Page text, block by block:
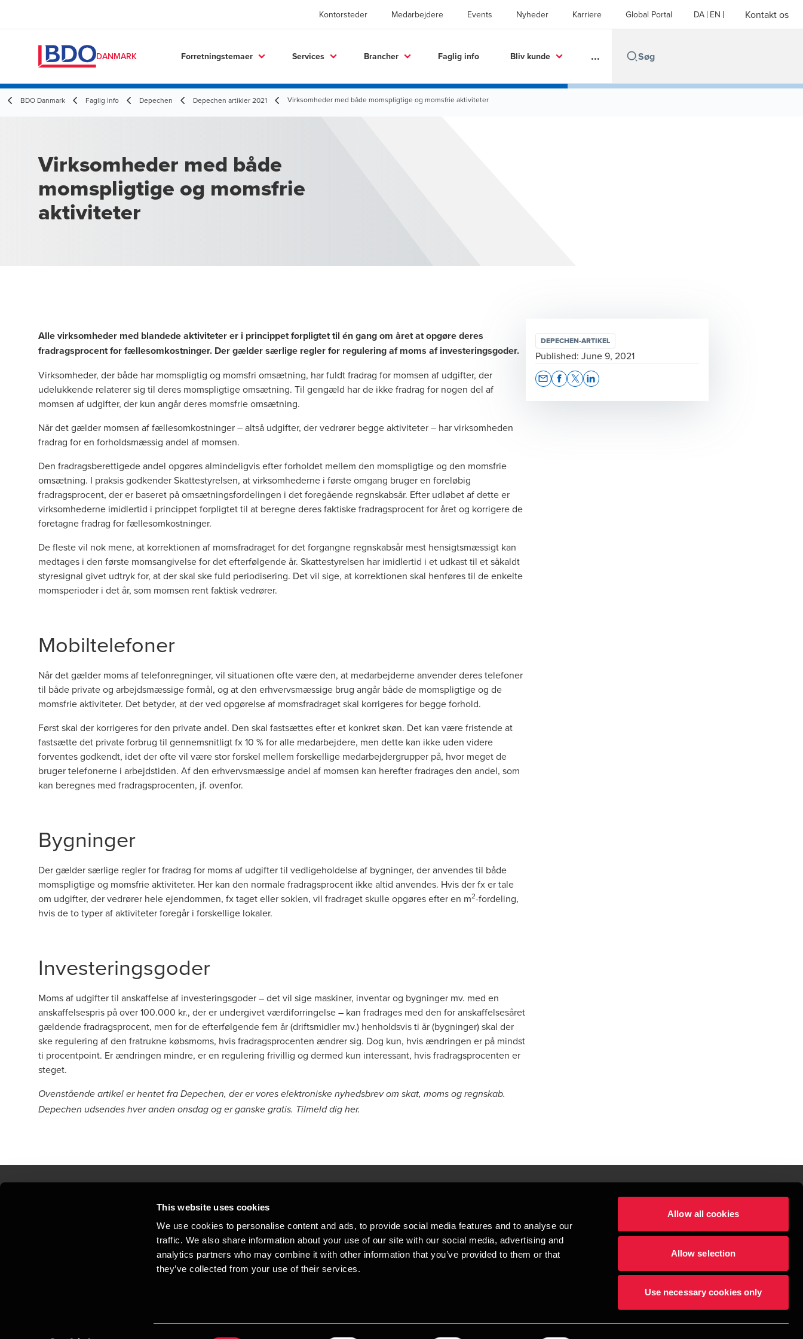
This website uses cookies
We use cookies to personalise content and ads, to provide social media features and to analyse our
traffic. We also share information about your use of our site with our social media, advertising and
analytics partners who may combine it with other information that you’ve provided to them or that
they’ve collected from your use of their services.
Allow all cookies
Allow selection
Use necessary cookies only
Kontorsteder Medarbejdere Events Nyheder Karriere Global Portal DA EN Kontakt os
DANMARK Forretningstemaer Services Brancher Faglig info Bliv kunde ...
BDO Danmark Faglig info Depechen Depechen artikler 2021 Virksomheder med både momspligtige og momsfrie aktiviteter
Virksomheder med både
momspligtige og momsfrie
aktiviteter
Alle virksomheder med blandede aktiviteter er i princippet forpligtet til én gang om året at opgøre deres
fradragsprocent for fællesomkostninger. Der gælder særlige regler for regulering af moms af investeringsgoder.
Virksomheder, der både har momspligtig og momsfri omsætning, har fuldt fradrag for momsen af udgifter, der
udelukkende relaterer sig til deres momspligtige omsætning. Til gengæld har de ikke fradrag for nogen del af
momsen af udgifter, der kun angår deres momsfrie omsætning.
Når det gælder momsen af fællesomkostninger – altså udgifter, der vedrører begge aktiviteter – har virksomheden
fradrag for en forholdsmæssig andel af momsen.
Den fradragsberettigede andel opgøres almindeligvis efter forholdet mellem den momspligtige og den momsfrie
omsætning. I praksis godkender Skattestyrelsen, at virksomhederne i første omgang bruger en foreløbig
fradragsprocent, der er baseret på omsætningsfordelingen i det foregående regnskabsår. Efter udløbet af dette er
virksomhederne imidlertid i princippet forpligtet til at beregne deres faktiske fradragsprocent for året og korrigere de
foretagne fradrag for fællesomkostninger.
De fleste vil nok mene, at korrektionen af momsfradraget for det forgangne regnskabsår mest hensigtsmæssigt kan
medtages i den første momsangivelse for det efterfølgende år. Skattestyrelsen har imidlertid i et udkast til et såkaldt
styresignal givet udtryk for, at der skal ske fuld periodisering. Det vil sige, at korrektionen skal henføres til de enkelte
momsperioder i det år, som momsen rent faktisk vedrører.
Mobiltelefoner
Når det gælder moms af telefonregninger, vil situationen ofte være den, at medarbejderne anvender deres telefoner
til både private og arbejdsmæssige formål, og at den erhvervsmæssige brug angår både de momspligtige og de
momsfrie aktiviteter. Det betyder, at der ved opgørelse af momsfradraget skal korrigeres for begge forhold.
Først skal der korrigeres for den private andel. Den skal fastsættes efter et konkret skøn. Det kan være fristende at
fastsætte det private forbrug til gennemsnitligt fx 10 % for alle medarbejdere, men dette kan ikke uden videre
forventes godkendt, idet der ofte vil være stor forskel mellem forskellige medarbejdergrupper på, hvor meget de
bruger telefonerne i arbejdstiden. Af den erhvervsmæssige andel af momsen kan herefter fradrages den andel, som
kan beregnes med fradragsprocenten, jf. ovenfor.
Bygninger
Der gælder særlige regler for fradrag for moms af udgifter til vedligeholdelse af bygninger, der anvendes til både
momspligtige og momsfrie aktiviteter. Her kan den normale fradragsprocent ikke altid anvendes. Hvis der fx er tale
om udgifter, der vedrører hele ejendommen, fx taget eller soklen, vil fradraget skulle opgøres efter en m2-fordeling,
hvis de to typer af aktiviteter foregår i forskellige lokaler.
Investeringsgoder
Moms af udgifter til anskaffelse af investeringsgoder – det vil sige maskiner, inventar og bygninger mv. med en
anskaffelsespris på over 100.000 kr., der er undergivet værdiforringelse – kan fradrages med den for anskaffelsesåret
gældende fradragsprocent, men for de efterfølgende fem år (driftsmidler mv.) henholdsvis ti år (bygninger) skal der
ske regulering af den fratrukne købsmoms, hvis fradragsprocenten ændrer sig. Dog kun, hvis ændringen er på mindst
ti procentpoint. Er ændringen mindre, er en regulering frivillig og dermed kun interessant, hvis fradragsprocenten er
steget.
Ovenstående artikel er hentet fra Depechen, der er vores elektroniske nyhedsbrev om skat, moms og regnskab.
Depechen udsendes hver anden onsdag og er ganske gratis. Tilmeld dig her.
DEPECHEN-ARTIKEL
Published: June 9, 2021
Kontorsteder
Juridisk og privatliv
Sitemap
Whistleblower
Mennesker, der hjælper mennesker
Vi mener, at enestående rådgivning begynder med at opbygge enestående relationer.
Copyright © 2026 BDO Statsautoriseret Revisionspartnerselskab, en danskejet rådgivnings- og revisionsvirksomhed,
er medlem af BDO International Limited - et UK-baseret selskab med begrænset hæftelse - og del af det internationale
BDO-netværk bestående af uafhængige medlemsfirmaer. BDO er varemærke for både BDO-netværket og for alle BDO
medlemsfirmaerne. BDO i Danmark beskæftiger mere end 1.800 medarbejdere, mens det verdensomspændende BDO-